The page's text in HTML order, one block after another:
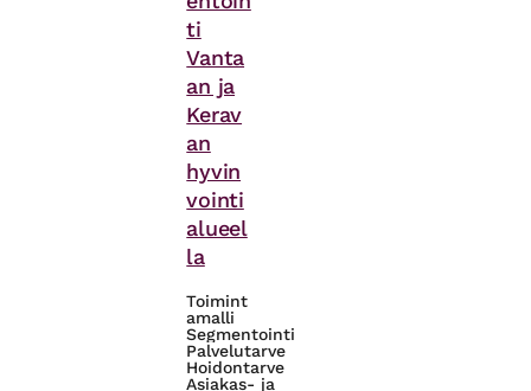
ti
Vanta
an ja
Kerav
an
hyvin
vointi
alueel
la
Toimint
amalli
Segmentointi
Palvelutarve
Hoidontarve
Asiakas- ja